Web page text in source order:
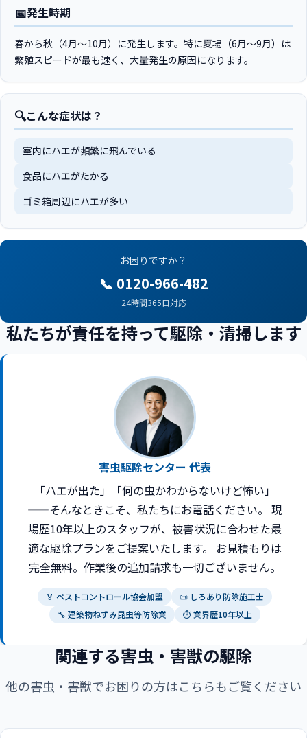
📅発生時期
春から秋（4月〜10月）に発生します。特に夏場（6月〜9月）は
繁殖スピードが最も速く、大量発生の原因になります。
🔍こんな症状は？
室内にハエが頻繁に飛んでいる
食品にハエがたかる
ゴミ箱周辺にハエが多い
お困りですか？
📞 0120-966-482
24時間365日対応
私たちが責任を持って駆除・清掃します
害虫駆除センター 代表
「ハエが出た」「何の虫かわからないけど怖い」
——そんなときこそ、私たちにお電話ください。 現
場歴10年以上のスタッフが、被害状況に合わせた最
適な駆除プランをご提案いたします。 お見積もりは
完全無料。作業後の追加請求も一切ございません。
🏅 ペストコントロール協会加盟
📜 しろあり防除施工士
🔧 建築物ねずみ昆虫等防除業
⏱ 業界歴10年以上
関連する害虫・害獣の駆除
他の害虫・害獣でお困りの方はこちらもご覧ください